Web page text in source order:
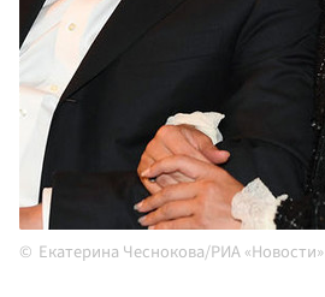
Екатерина Чеснокова/РИА «Новости»